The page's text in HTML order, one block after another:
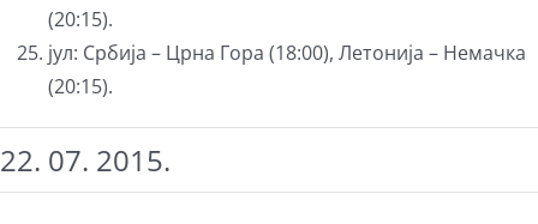
(20:15).
јул: Србија – Црна Гора (18:00), Летонија – Немачка
(20:15).
22. 07. 2015.